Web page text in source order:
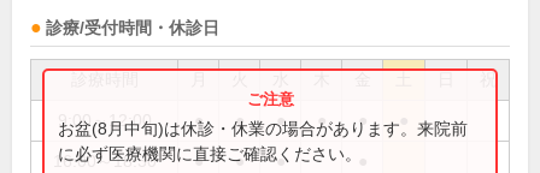
診療/受付時間・休診日
祝
9:00～12:00 ● ● ● ● ●
16:00～18:30 ● ● ●
お盆(8月中旬)は休診・休業の場合があります。来院前
に必ず医療機関に直接ご確認ください。